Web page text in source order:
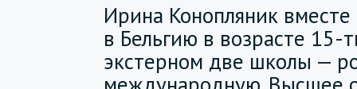
Ирина Конопляник
в Бельгию в возрасте 15-
экстерном две школы —